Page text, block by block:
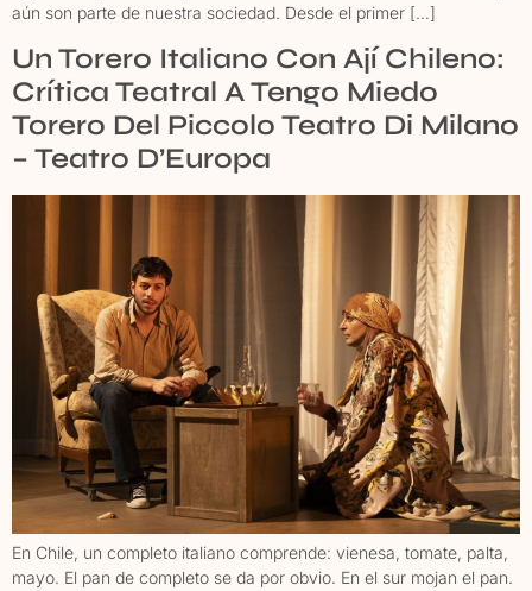
aún son parte de nuestra sociedad. Desde el primer […]
Un Torero Italiano Con Ají Chileno:
Crítica Teatral A Tengo Miedo
Torero Del Piccolo Teatro Di Milano
– Teatro D’Europa
En Chile, un completo italiano comprende: vienesa, tomate, palta,
mayo. El pan de completo se da por obvio. En el sur mojan el pan.